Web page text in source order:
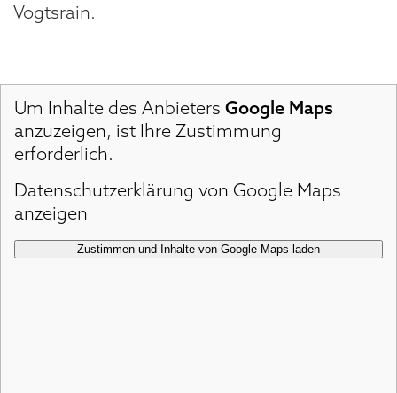
Vogtsrain.
Um Inhalte des Anbieters Google Maps
anzuzeigen, ist Ihre Zustimmung
erforderlich.
Datenschutzerklärung von Google Maps
anzeigen
Zustimmen und Inhalte von Google Maps laden